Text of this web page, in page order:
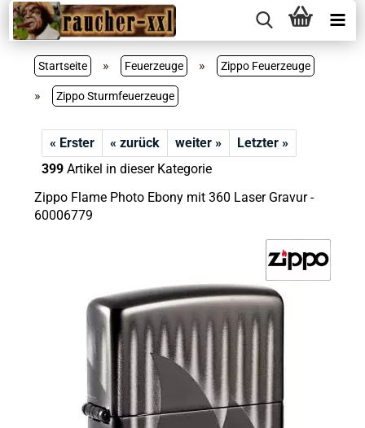
Startseite » Feuerzeuge » Zippo Feuerzeuge
» Zippo Sturmfeuerzeuge
« Erster « zurück weiter »
Letzter »
399Artikel in dieser Kategorie
Zippo Flame Photo Ebony mit 360 Laser Gravur -
60006779